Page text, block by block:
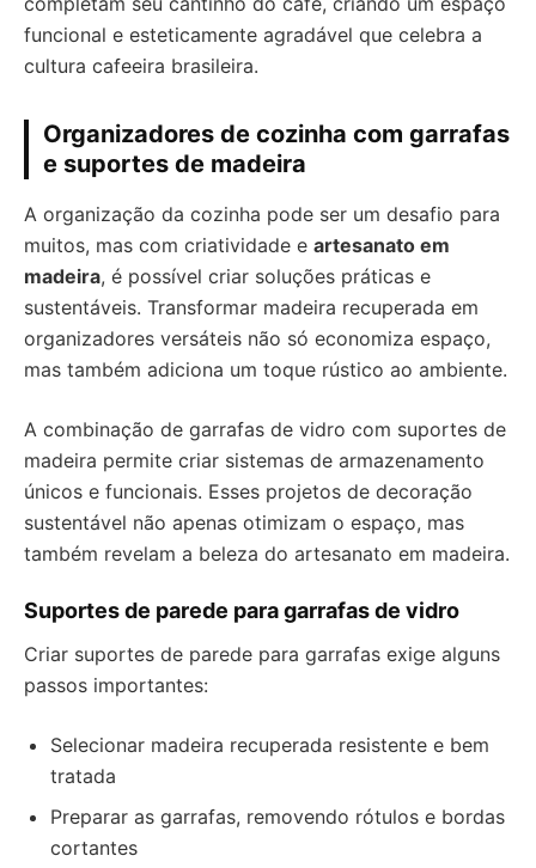
funcional e esteticamente agradável que celebra a
cultura cafeeira brasileira.
Organizadores de cozinha com garrafas
e suportes de madeira
A organização da cozinha pode ser um desafio para
muitos, mas com criatividade e artesanato em
madeira, é possível criar soluções práticas e
sustentáveis. Transformar madeira recuperada em
organizadores versáteis não só economiza espaço,
mas também adiciona um toque rústico ao ambiente.
A combinação de garrafas de vidro com suportes de
madeira permite criar sistemas de armazenamento
únicos e funcionais. Esses projetos de decoração
sustentável não apenas otimizam o espaço, mas
também revelam a beleza do artesanato em madeira.
Suportes de parede para garrafas de vidro
Criar suportes de parede para garrafas exige alguns
passos importantes:
Selecionar madeira recuperada resistente e bem
tratada
Preparar as garrafas, removendo rótulos e bordas
cortantes